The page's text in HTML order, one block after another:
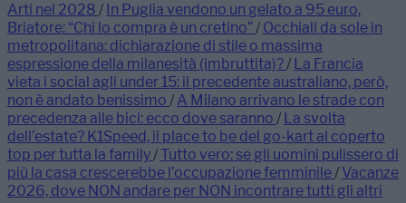
Arti nel 2028 / In Puglia vendono un gelato a 95 euro,
Briatore: “Chi lo compra è un cretino”/ Occhiali da sole in
metropolitana: dichiarazione di stile o massima
espressione della milanesità (imbruttita)?/ La Francia
vieta i social agli under 15: il precedente australiano, però,
non è andato benissimo / A Milano arrivano le strade con
precedenza alle bici: ecco dove saranno / La svolta
dell’estate? K1Speed, il place to be del go-kart al coperto
top per tutta la family/ Tutto vero: se gli uomini pulissero di
più la casa crescerebbe l’occupazione femminile/ Vacanze
2026, dove NON andare per NON incontrare tutti gli altri